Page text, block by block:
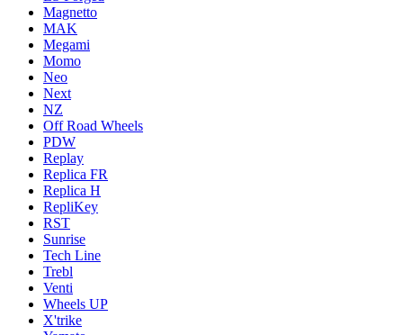
Magnetto
MAK
Megami
Momo
Neo
Next
NZ
Off Road Wheels
PDW
Replay
Replica FR
Replica H
RepliKey
RST
Sunrise
Tech Line
Trebl
Venti
Wheels UP
X'trike